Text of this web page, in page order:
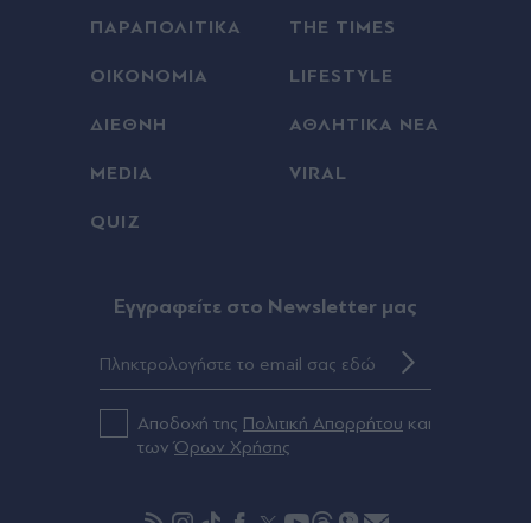
ΠΑΡΑΠΟΛΙΤΙΚΑ THE TIMES
ΟΙΚΟΝΟΜΙΑ LIFESTYLE
ΔΙΕΘΝΗ ΑΘΛΗΤΙΚΑ ΝΕΑ
MEDIA VIRAL
QUIZ
Eγγραφείτε στο Newsletter μας
Αποδοχή της Πολιτική Απορρήτου και
τωνΌρων Χρήσης